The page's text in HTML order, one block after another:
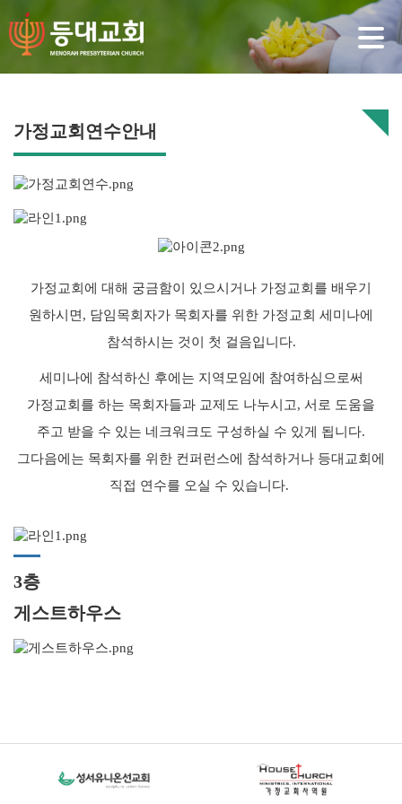
가정교회연수안내
가정교회에 대해 궁금함이 있으시거나 가정교회를 배우기
원하시면, 담임목회자가 목회자를 위한 가정교회 세미나에
참석하시는 것이 첫 걸음입니다.
세미나에 참석하신 후에는 지역모임에 참여하심으로써
가정교회를 하는 목회자들과 교제도 나누시고, 서로 도움을
주고 받을 수 있는 네크워크도 구성하실 수 있게 됩니다.
그다음에는 목회자를 위한 컨퍼런스에 참석하거나 등대교회에
직접 연수를 오실 수 있습니다.
3층
게스트하우스